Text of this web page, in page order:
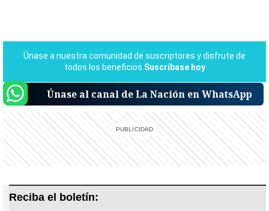
Únase al canal de La Nación en WhatsApp
Reciba el boletín: